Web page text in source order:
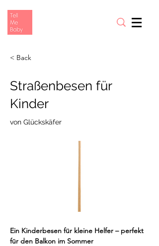
< Back
Straßenbesen für
Kinder
von Glückskäfer
Ein Kinderbesen für kleine Helfer – perfekt
für den Balkon im Sommer